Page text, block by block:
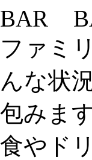
ファミ
んな状
包みま
食やド